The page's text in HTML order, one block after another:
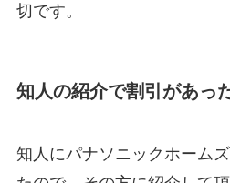
切です。
知人の紹介で割引があった
知人にパナソニックホーム